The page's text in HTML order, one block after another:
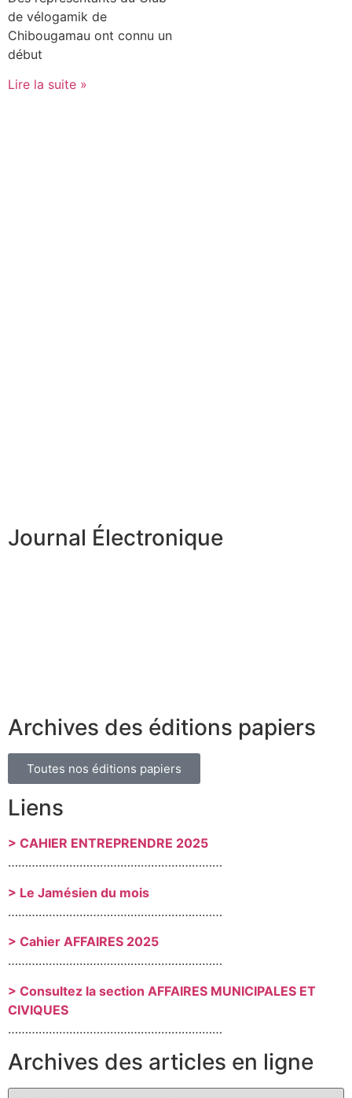
de vélogamik de
Chibougamau ont connu un
début
Lire la suite »
Journal Électronique
Archives des éditions papiers
Toutes nos éditions papiers
Liens
> CAHIER ENTREPRENDRE 2025
………………………………………………………
> Le Jamésien du mois
………………………………………………………
> Cahier AFFAIRES 2025
………………………………………………………
> Consultez la section AFFAIRES MUNICIPALES ET
CIVIQUES
………………………………………………………
Archives des articles en ligne